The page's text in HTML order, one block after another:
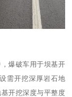
爆破车用于坝基开
需开挖深厚岩石地
开挖深度与平整度